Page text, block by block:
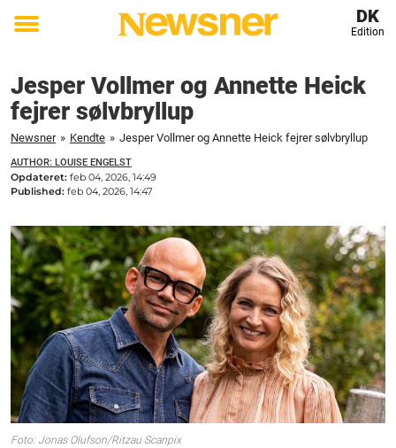
Toggle
DK
Edition
Jesper Vollmer og Annette Heick
fejrer sølvbryllup
Newsner » Kendte » Jesper Vollmer og Annette Heick fejrer sølvbryllup
AUTHOR: LOUISE ENGELST
Opdateret: feb 04, 2026, 14:49
Published: feb 04, 2026, 14:47
Foto: Jonas Olufson/Ritzau Scanpix